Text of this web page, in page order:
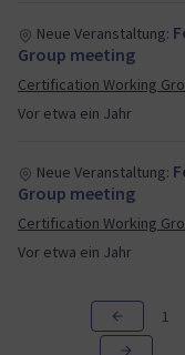
Vor etwa ein Jahr
Neue Veranstaltung:
Group meeting
Certification Working
Vor etwa ein Jahr
Neue Veranstaltung:
Group meeting
Certification Working
1